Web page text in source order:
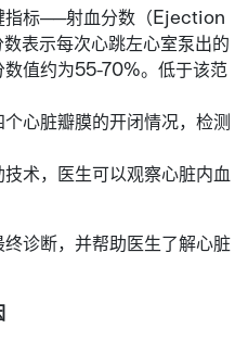
指标——射血分数（Ejection
表示每次心跳左心室泵出的
数值约为55-70%。低于该范
心脏瓣膜的开闭情况，检测
术，医生可以观察心脏内血
诊断，并帮助医生了解心脏